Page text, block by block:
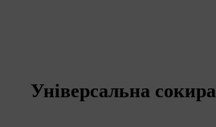
Універсальна сокира